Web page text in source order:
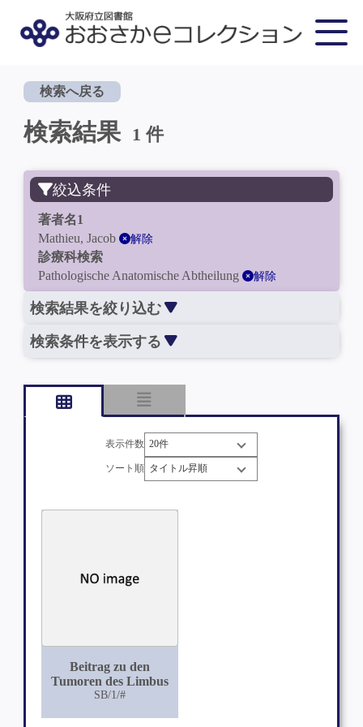
検索へ戻る
検索結果 1 件
絞込条件
著者名1
Mathieu, Jacob
解除
診療科検索
Pathologische Anatomische Abtheilung
解除
検索結果を絞り込む
検索条件を表示する
表示件数
ソート順
Beitrag zu den
Tumoren des Limbus
SB/1/#